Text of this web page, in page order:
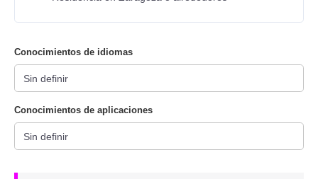
Conocimientos de idiomas
Conocimientos de aplicaciones